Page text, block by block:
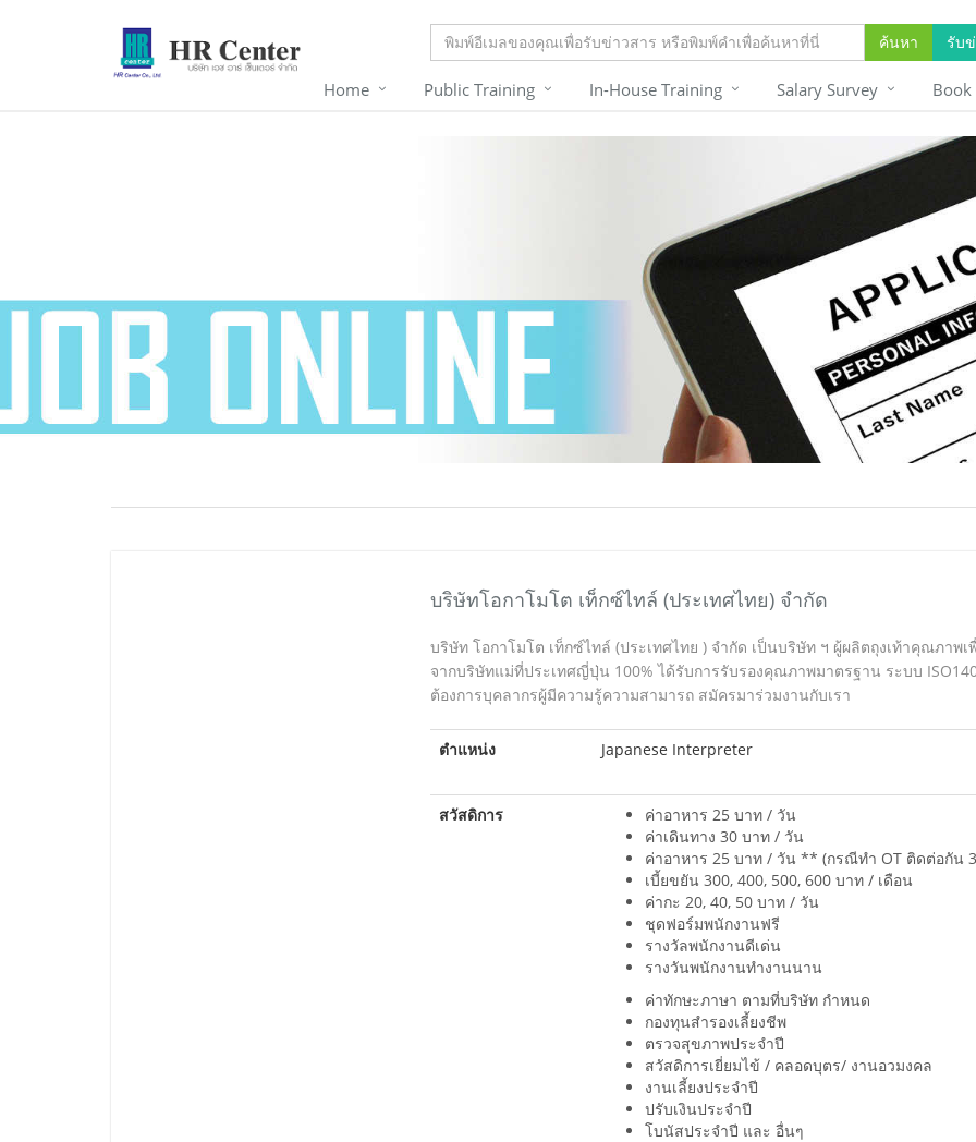
ค้นหา รับ
Home Public Training In-House Training Salary Survey Book
บริษัทโอกาโมโต เท็กซ์ไทล์ (ประเทศไทย) จำกัด
บริษัท โอกาโมโต เท็กซ์ไทล์ (ประเทศไทย ) จำกัด เป็นบริษัท ฯ ผู้ผลิตถุงเท้าคุณภาพ
จากบริษัทแม่ที่ประเทศญี่ปุ่น 100% ได้รับการรับรองคุณภาพมาตรฐาน ระบบ
ต้องการบุคลากรผู้มีความรู้ความสามารถ สมัครมาร่วมงานกับเรา
ตำแหน่ง Japanese Interpreter
สวัสดิการ
ค่าอาหาร 25 บาท / วัน
ค่าเดินทาง 30 บาท / วัน
ค่าอาหาร 25 บาท / วัน ** (กรณีทำ OT ติดต่อกัน
เบี้ยขยัน 300, 400, 500, 600 บาท / เดือน
ค่ากะ 20, 40, 50 บาท / วัน
ชุดฟอร์มพนักงานฟรี
รางวัลพนักงานดีเด่น
รางวันพนักงานทำงานนาน
ค่าทักษะภาษา ตามที่บริษัท กำหนด
กองทุนสำรองเลี้ยงชีพ
ตรวจสุขภาพประจำปี
สวัสดิการเยี่ยมไข้ / คลอดบุตร/ งานอวมงคล
งานเลี้ยงประจำปี
ปรับเงินประจำปี
โบนัสประจำปี และ อื่นๆ